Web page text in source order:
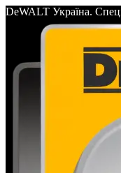
DeWALT Україна.